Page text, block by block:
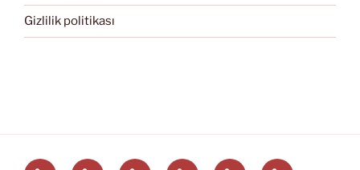
Gizlilik politikası